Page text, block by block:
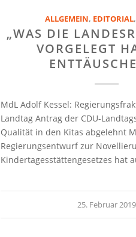
ALLGEMEIN, EDITORIAL,
„WAS DIE
VORGELEGT
MdL Adolf Kessel:
Landtag Antrag der CDU-
Qualität in den Kitas abgelehnt
Regierungsentwurf zur
Kindertagesstättengesetzes hat
25. Februar 2019